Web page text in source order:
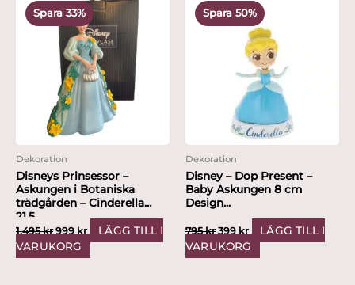
Spara 33%
Dekoration
Disneys Prinsessor –
Askungen i Botaniska
trädgården – Cinderella
21,5...
1,495kr
ursprungliga
var:
1,495 kr.
999 kr
nuvarande
priset
är:
999 kr.
LÄGG TILL I
VARUKORG
Spara 50%
Dekoration
Disney – Dop Present –
Baby Askungen 8 cm
Design...
795kr
ursprungliga
795 kr.
399 kr
nuvarande
priset
är:
399 kr.
LÄGG TILL I
VARUKORG